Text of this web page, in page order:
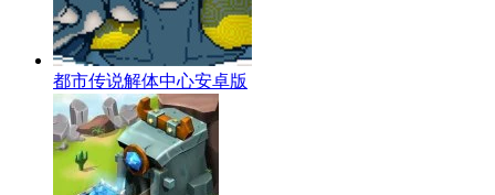
都市传说解体中心安卓版